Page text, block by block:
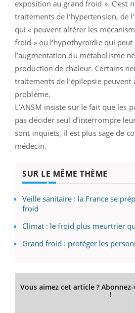
exposition au grand froid ». C’est
traitements de l’hypertension, de
qui « peuvent altérer les
froid » ou l’hypothyroïdie qui peut
l’augmentation du métabolisme
production de chaleur. Certains
traitements de l’épilepsie peuvent
problème.
L’ANSM insiste sur le fait que les
pas décider seul d’interrompre
sont inquiets, il est plus sage de
médecin.
SUR LE MÊME THÈME
Veille sanitaire : la France se
froid
Climat : le froid plus meurtrier
Grand froid : protéger les
Vous aimez cet article ?
!